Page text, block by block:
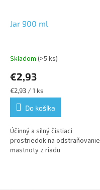
Jar 900 ml
Skladom (>5 ks)
€2,93
Jednotková
cena:
€2,93 / 1 ks
Do košíka
Účinný a silný čistiaci
prostriedok na odstraňovanie
mastnoty z riadu